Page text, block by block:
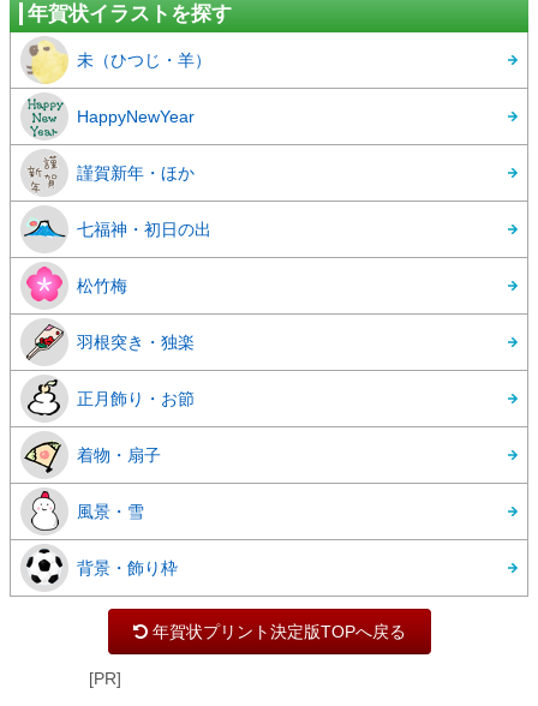
年賀状イラストを探す
未（ひつじ・羊）
HappyNewYear
謹賀新年・ほか
七福神・初日の出
松竹梅
羽根突き・独楽
正月飾り・お節
着物・扇子
風景・雪
背景・飾り枠
年賀状プリント決定版TOPへ戻る
[PR]